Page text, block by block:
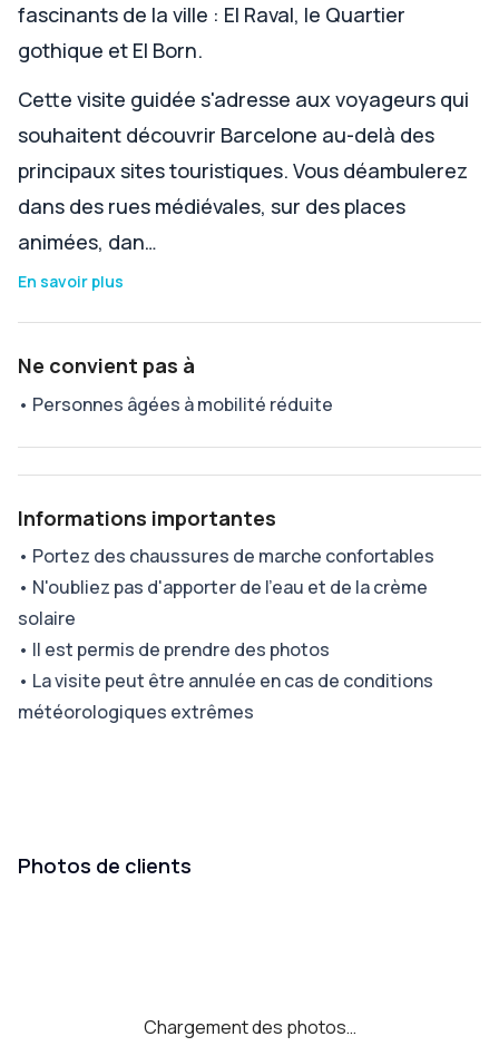
fascinants de la ville : El Raval, le Quartier
gothique et El Born.
Cette visite guidée s'adresse aux voyageurs qui
souhaitent découvrir Barcelone au-delà des
principaux sites touristiques. Vous déambulerez
dans des rues médiévales, sur des places
animées, dan…
En savoir plus
Ne convient pas à
• Personnes âgées à mobilité réduite
Informations importantes
• Portez des chaussures de marche confortables
• N'oubliez pas d'apporter de l'eau et de la crème
solaire
• Il est permis de prendre des photos
• La visite peut être annulée en cas de conditions
météorologiques extrêmes
Photos de clients
Chargement des photos…